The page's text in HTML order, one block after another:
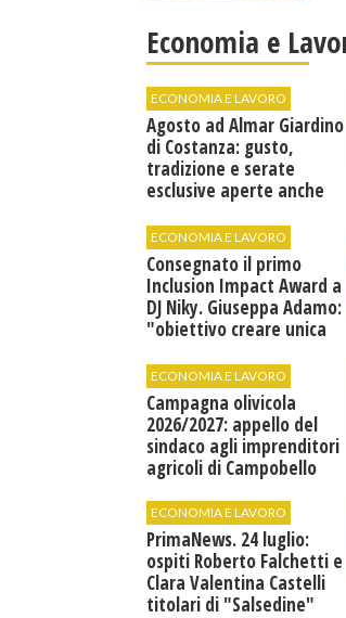
Economia e
ECONOMIA E LAVORO
Agosto ad Almar Giardino
di Costanza: gusto,
tradizione e serate
esclusive aperte anche
ECONOMIA E LAVORO
Consegnato il primo
Inclusion Impact Award a
DJ Niky. Giuseppa Adamo:
"obiettivo creare unica
ECONOMIA E LAVORO
Campagna olivicola
2026/2027: appello del
sindaco agli imprenditori
agricoli di Campobello
ECONOMIA E LAVORO
PrimaNews. 24 luglio:
ospiti Roberto Falchetti e
Clara Valentina Castelli
titolari di "Salsedine"